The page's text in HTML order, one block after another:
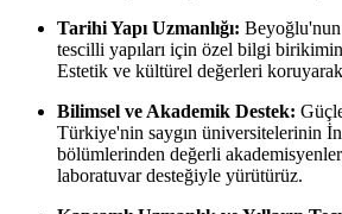
Tarihi Yapı Uzmanlığı:
tescilli yapıları için özel bilgi
Estetik ve kültürel değerleri
Bilimsel ve Akademik Destek:
Türkiye'nin saygın üniversitelerinin
bölümlerinden değerli
laboratuvar desteğiyle yürütürüz.